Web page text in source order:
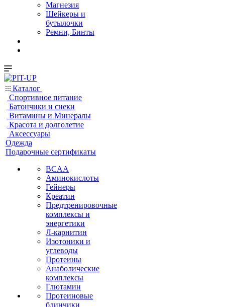
Магнезия
Шейкеры и
бутылочки
Ремни, Бинты
Каталог
Спортивное питание
Батончики и снеки
Витамины и Минералы
Красота и долголетие
Аксессуары
Одежда
Подарочные сертификаты
BCAA
Аминокислоты
Гейнеры
Креатин
Предтренировочные
комплексы и
энергетики
Л-карнитин
Изотоники и
углеводы
Протеины
Анаболические
комплексы
Глютамин
Протеиновые
блинчики